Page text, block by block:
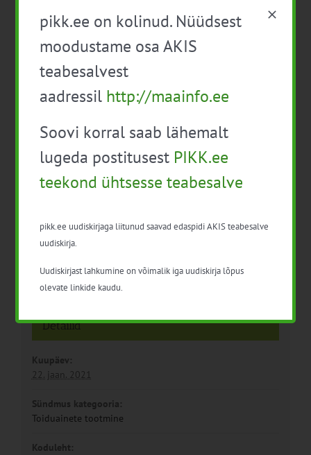
Facebook
Taimekaitsevahendite
professionaalse kasutaja
täiendkoolitus (12 tundi)
Taimekaitse aluskoolitus
professionaalsele
kasutajale (22 t)
Detailid
Kuupäev:
22. jaan. 2021
Sündmus kategooria:
Toiduainete tootmine
Koduleht:
pikk.ee on kolinud. Nüüdsest
moodustame osa AKIS
teabesalvest
aadressil http://maainfo.ee
Soovi korral saab lähemalt
lugeda postitusest PIKK.ee
teekond ühtsesse teabesalve
pikk.ee uudiskirjaga liitunud saavad edaspidi AKIS teabesalve
uudiskirja.
Uudiskirjast lahkumine on võimalik iga uudiskirja lõpus
olevate linkide kaudu.